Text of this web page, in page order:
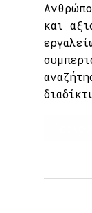
και